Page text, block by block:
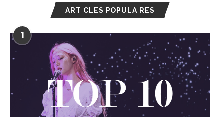
ARTICLES POPULAIRES
1